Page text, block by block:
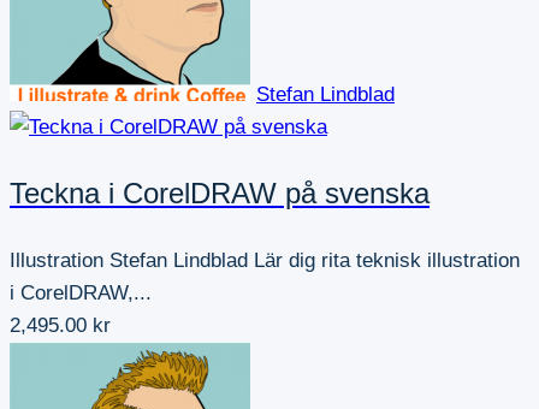
Stefan Lindblad
Teckna i CorelDRAW på svenska
Illustration Stefan Lindblad Lär dig rita teknisk illustration
i CorelDRAW,...
2,495.00 kr